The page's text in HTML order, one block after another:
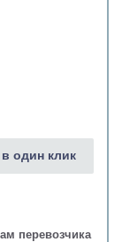
перевозчика
один клик